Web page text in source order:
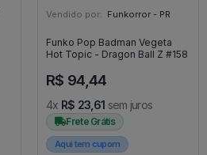
Vendido por: Funkorror - PR
Funko Pop Badman Vegeta
Hot Topic - Dragon Ball Z #158
R$ 94,44
4x R$ 23,61 sem juros
Frete Grátis
Aqui tem cupom